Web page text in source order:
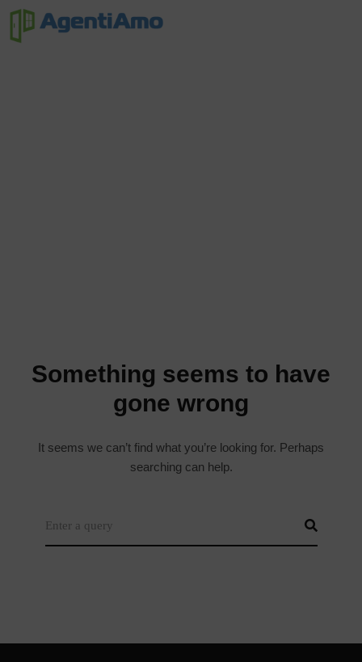
It seems we can’t find what you’re looking for. Perhaps
searching can help.